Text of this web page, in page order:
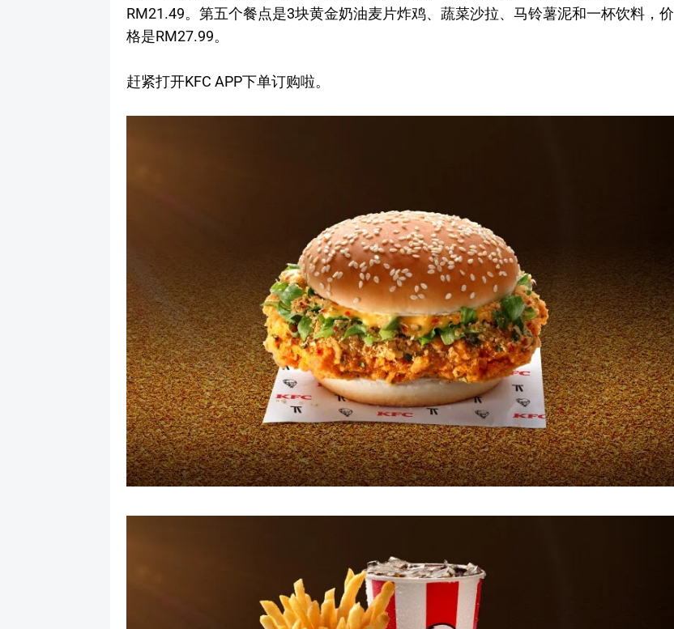
RM21.49。第五个餐点是3块黄金奶油麦片炸鸡、蔬菜沙拉、马铃薯泥和一杯饮料，价
格是RM27.99。
赶紧打开KFC APP下单订购啦。